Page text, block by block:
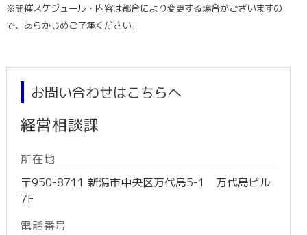
※開催スケジュール・内容は都合により変更する場合がございますの
で、あらかじめご了承ください。
お問い合わせはこちらへ
経営相談課
所在地
〒950-8711 新潟市中央区万代島5-1 万代島ビル
7F
電話番号